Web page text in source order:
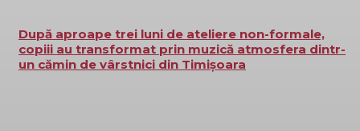
După aproape trei luni de ateliere non-formale,
copiii au transformat prin muzică atmosfera dintr-
un cămin de vârstnici din Timișoara